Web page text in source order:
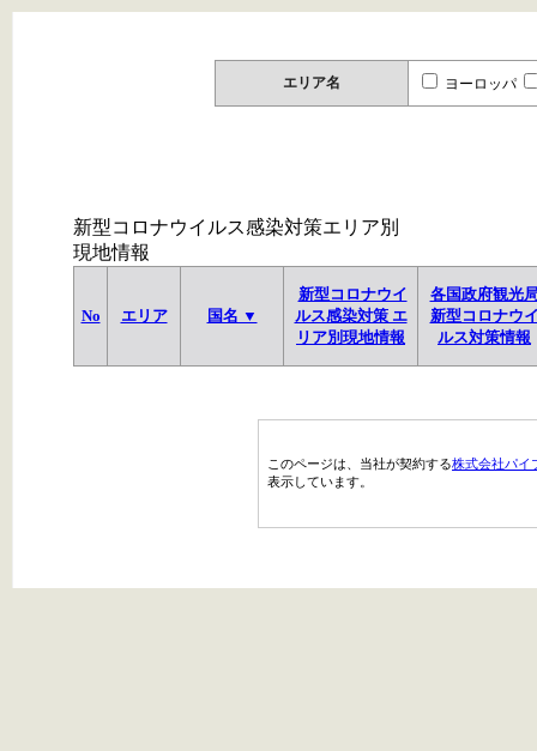
エリア名 ヨーロッパ
新型コロナウイルス感染対策エリア別
現地情報
No エリア 国名 ▼
新型コロナウイ
ルス感染対策 エ
リア別現地情報
各国政府観光
新型コロナウ
ルス対策情報
このページは、当社が契約する株式会社パイ
表示しています。